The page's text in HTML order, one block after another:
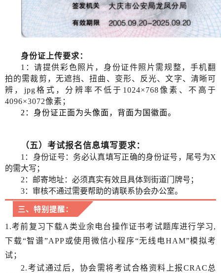
身份证上传要求：
1：请提供彩色照片，身份证件照片需规整，手机翻
拍的需裁剪，无遮挡、扭曲、变形、反光、文字、清晰可
辨， jpg格式，分辨率不低于1024×768像素、不高于
4096×3072像素；
2：身份证正面为头像面，背面为国徽面。
（五）考试报名信息填写要求：
1：身份证号：务必认真填写正确的身份证号，尾号为X
的需大写；
2：邮寄地址：必须真实有效且具体到街道门牌号；
3：审核不通过需要帮助的请联系协会办公室。
三、特别提醒：
1.考前复习下载A类业余电台操作证书考试题库进行学习,
下载“智谱”APP或使用微信小程序“无线电HAM”模拟考
试；
2.考试通过后，协会需将考试合格资料上报CRAC总